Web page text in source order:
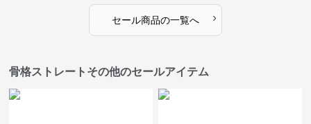
セール商品の一覧へ ›
骨格ストレートその他のセールアイテム